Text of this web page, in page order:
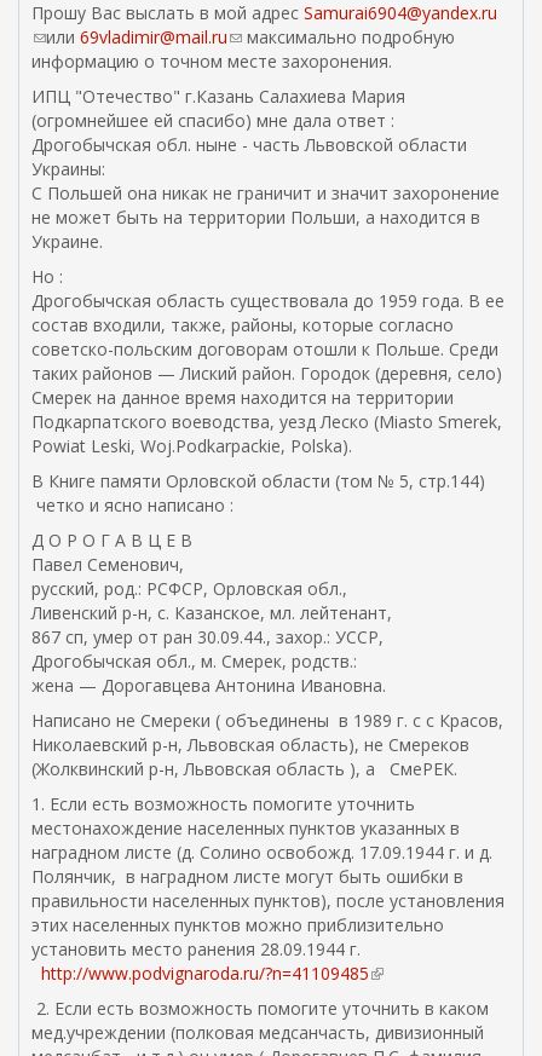
Прошу Вас выслать в мой адрес Samurai6904@yandex.ru
(
с
с
ы
л
к
а
д
л
я
о
т
п
р
а
в
к
и
e
m
i
l
)
или 69vladimir@mail.ru(
с
ы
л
к
д
л
т
п
р
а
в
к
и
e
m
)
максимально подробную
информацию о точном месте захоронения.
ИПЦ "Отечество" г.Казань Салахиева Мария
(огромнейшее ей спасибо) мне дала ответ :
Дрогобычская обл. ныне - часть Львовской области
Украины:
С Польшей она никак не граничит и значит захоронение
не может быть на территории Польши, а находится в
Украине.
Но :
Дрогобычская область существовала до 1959 года. В ее
состав входили, также, районы, которые согласно
советско-польским договорам отошли к Польше. Среди
таких районов — Лиский район. Городок (деревня, село)
Смерек на данное время находится на территории
Подкарпатского воеводства, уезд Леско (Miasto Smerek,
Powiat Leski, Woj.Podkarpackie, Polska).
В Книге памяти Орловской области (том № 5, стр.144)
четко и ясно написано :
Д О Р О Г А В Ц Е В
Павел Семенович,
русский, род.: РСФСР, Орловская обл.,
Ливенский р-н, с. Казанское, мл. лейтенант,
867 сп, умер от ран 30.09.44., захор.: УССР,
Дрогобычская обл., м. Смерек, родств.:
жена — Дорогавцева Антонина Ивановна.
Написано не Смереки ( объединены в 1989 г. с с Красов,
Николаевский р-н, Львовская область), не Смереков
(Жолквинский р-н, Львовская область ), а СмеРЕК.
1. Если есть возможность помогите уточнить
местонахождение населенных пунктов указанных в
наградном листе (д. Солино освобожд. 17.09.1944 г. и д.
Полянчик, в наградном листе могут быть ошибки в
правильности населенных пунктов), после установления
этих населенных пунктов можно приблизительно
установить место ранения 28.09.1944 г.
http://www.podvignaroda.ru/?n=41109485(
н
е
2. Если есть возможность помогите уточнить в каком
мед.учреждении (полковая медсанчасть, дивизионный